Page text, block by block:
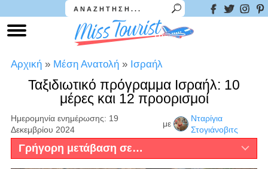
Αρχική » Μέση Ανατολή » Ισραήλ
Ταξιδιωτικό πρόγραμμα Ισραήλ: 10
μέρες και 12 προορισμοί
Ημερομηνία ενημέρωσης: 19
Δεκεμβρίου 2024
με
Νταρίγια
Στογιάνοβιτς
Γρήγορη μετάβαση σε…